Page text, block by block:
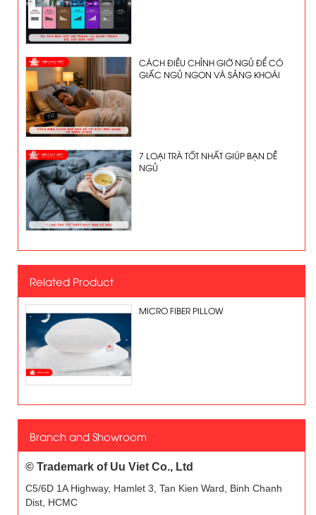
CÁCH ĐIỀU CHỈNH GIỜ NGỦ ĐỂ CÓ
GIẤC NGỦ NGON VÀ SẢNG KHOÁI
7 LOẠI TRÀ TỐT NHẤT GIÚP BẠN DỄ
NGỦ
Related Product
MICRO FIBER PILLOW
Branch and Showroom
© Trademark of Uu Viet Co., Ltd
C5/6D 1A Highway, Hamlet 3, Tan Kien Ward, Binh Chanh
Dist, HCMC